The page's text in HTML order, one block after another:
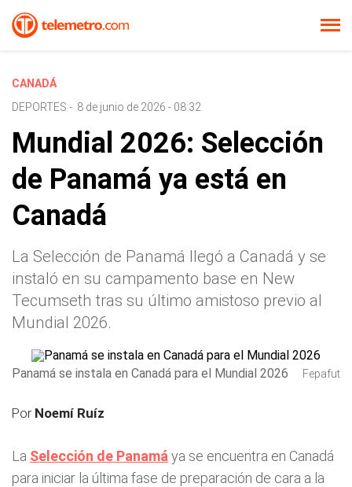
CANADÁ
DEPORTES - 8 de junio de 2026 - 08:32
Mundial 2026: Selección
de Panamá ya está en
Canadá
La Selección de Panamá llegó a Canadá y se
instaló en su campamento base en New
Tecumseth tras su último amistoso previo al
Mundial 2026.
Panamá se instala en Canadá para el Mundial 2026 Fepafut
Por Noemí Ruíz
La Selección de Panamá ya se encuentra en Canadá
para iniciar la última fase de preparación de cara a la